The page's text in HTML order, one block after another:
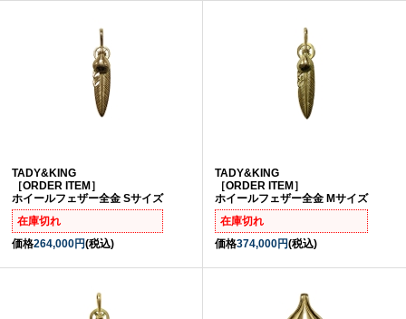
TADY&KING
［ORDER ITEM］
ホイールフェザー全金 Sサイズ
在庫切れ
価格264,000円(税込)
TADY&KING
［ORDER ITEM］
ホイールフェザー全金 Mサイズ
在庫切れ
価格374,000円(税込)